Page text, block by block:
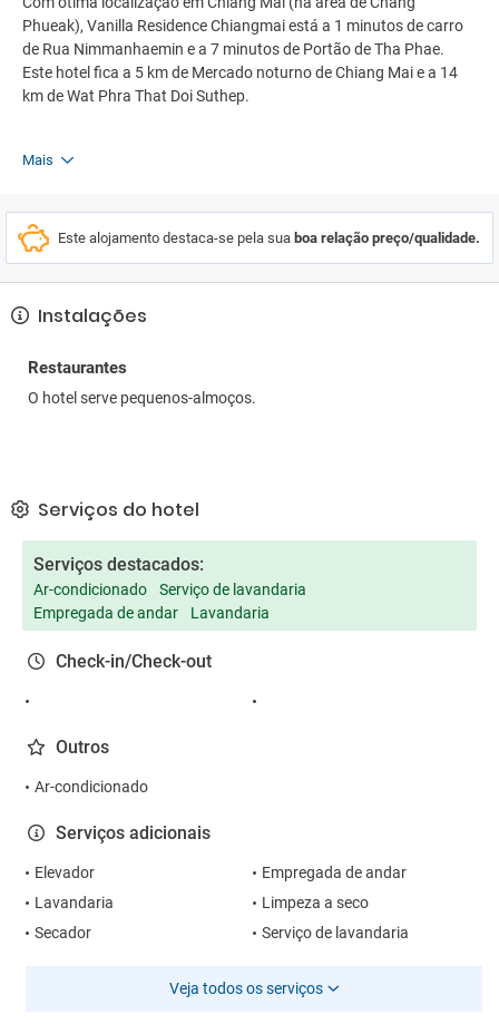
Phueak), Vanilla Residence Chiangmai está a 1 minutos de carro
de Rua Nimmanhaemin e a 7 minutos de Portão de Tha Phae.
Este hotel fica a 5 km de Mercado noturno de Chiang Mai e a 14
km de Wat Phra That Doi Suthep.
Mais
Este alojamento destaca-se pela sua boa relação preço/qualidade.
Instalações
Restaurantes
O hotel serve pequenos-almoços.
Serviços do hotel
Serviços destacados:
Ar-condicionado
Serviço de lavandaria
Empregada de andar
Lavandaria
Check-in/Check-out
Outros
Ar-condicionado
Serviços adicionais
Elevador
Empregada de andar
Lavandaria
Limpeza a seco
Secador
Serviço de lavandaria
Veja todos os serviços